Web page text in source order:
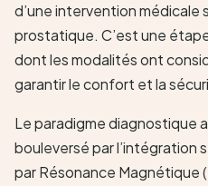
d’une intervention médicale
prostatique. C’est une
dont les modalités ont
garantir le confort et la
Le paradigme diagnostique
bouleversé par l’intégration
par Résonance Magnétique